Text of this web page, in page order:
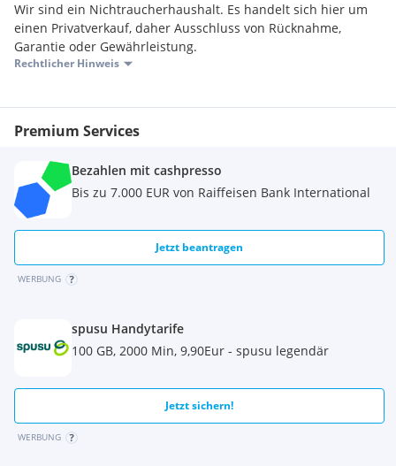
Wir sind ein Nichtraucherhaushalt. Es handelt sich hier um
einen Privatverkauf, daher Ausschluss von Rücknahme,
Garantie oder Gewährleistung.
Rechtlicher Hinweis
Premium Services
Bezahlen mit cashpresso
Bis zu 7.000 EUR von Raiffeisen Bank International
Jetzt beantragen
WERBUNG
spusu Handytarife
100 GB, 2000 Min, 9,90Eur - spusu legendär
Jetzt sichern!
WERBUNG